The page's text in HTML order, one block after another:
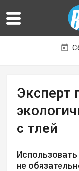
Эксперт
с тлей
не